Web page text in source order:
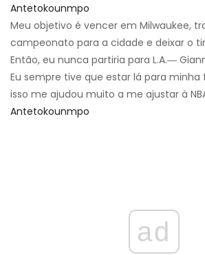
Antetokounmpo
Meu objetivo é vencer em Milwaukee,
campeonato para a cidade e deixar o
Então, eu nunca partiria para L.A.―
Eu sempre tive que estar lá para minha
isso me ajudou muito a me ajustar à
Antetokounmpo
ad